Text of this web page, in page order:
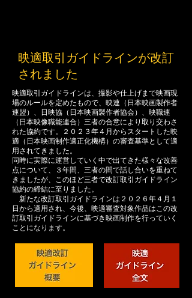
映適取引ガイドラインが改訂
されました
映適取引ガイドラインは、撮影や仕上げまで映画現
場のルールを定めたもので、映連（日本映画製作者
連盟）、日映協（日本映画製作者協会）、映職連
（日本映像職能連合）三者の合意により取り交わさ
れた協約です。２０２３年４月からスタートした映
適（日本映画制作適正化機構）の審査基準として適
用されてきました。
同時に実際に運営していく中で出てきた様々な改善
点について、３年間、三者の間で話し合いを重ねて
きましたが、このほど三者で改訂取引ガイドライン
協約の締結に至りました。
新たな改訂取引ガイドラインは２０２６年４月１
日から適用され、今後、映適審査対象作品はこの改
訂取引ガイドラインに基づき映画制作を行っていく
ことになります。